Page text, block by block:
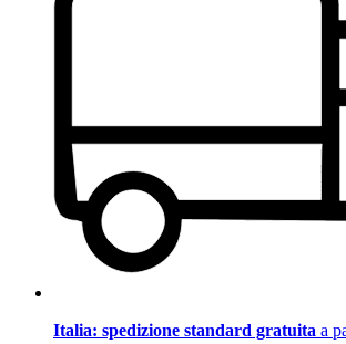
Italia: spedizione standard gratuita a